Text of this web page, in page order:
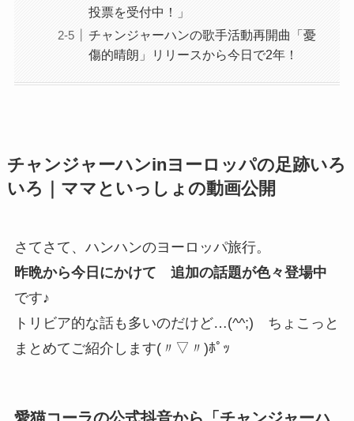
投票を受付中！」
チャンジャーハンの歌手活動再開曲「憂
傷的晴朗」リリースから今日で2年！
チャンジャーハンinヨーロッパの足跡いろ
いろ｜ママといっしょの動画公開
さてさて、ハンハンのヨーロッパ旅行。
昨晩から今日にかけて 追加の話題が色々登場中
です♪
トリビア的な話も多いのだけど…(^^;) ちょこっと
まとめてご紹介します(〃▽〃)ﾎﾟｯ